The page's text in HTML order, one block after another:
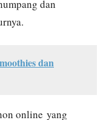
dan
dan
online yang